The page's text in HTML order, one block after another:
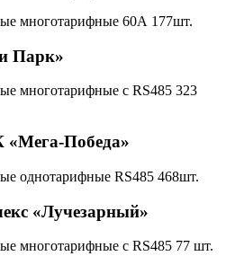
многотарифные 60А 177шт.
Парк»
многотарифные с RS485 323
Победа»
однотарифные RS485 468шт.
«Лучезарный»
многотарифные с RS485 77 шт.